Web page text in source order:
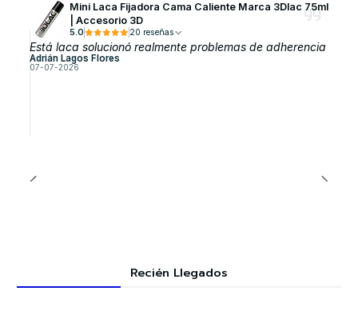
Mini Laca Fijadora Cama Caliente Marca 3Dlac 75ml
| Accesorio 3D
5.0 20 reseñas
Está laca solucionó realmente problemas de adherencia
Adrián Lagos Flores
07-07-2026
Recién Llegados